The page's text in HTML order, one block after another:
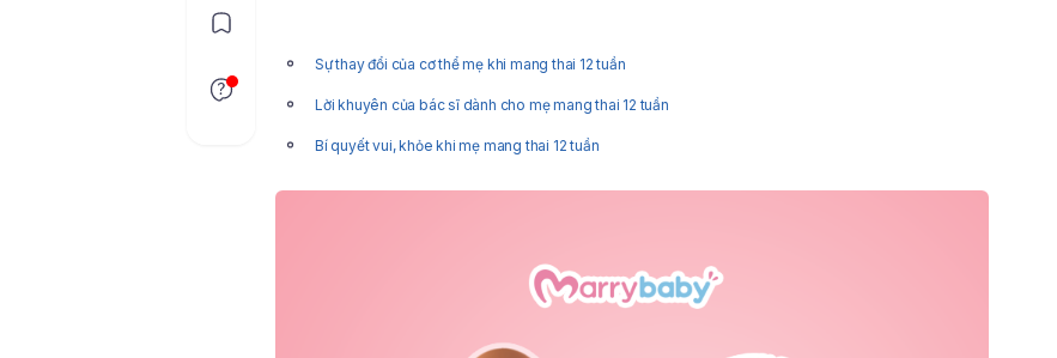
Sự thay đổi của cơ thể mẹ khi mang thai 12 tuần
Lời khuyên của bác sĩ dành cho mẹ mang thai 12 tuần
Bí quyết vui, khỏe khi mẹ mang thai 12 tuần